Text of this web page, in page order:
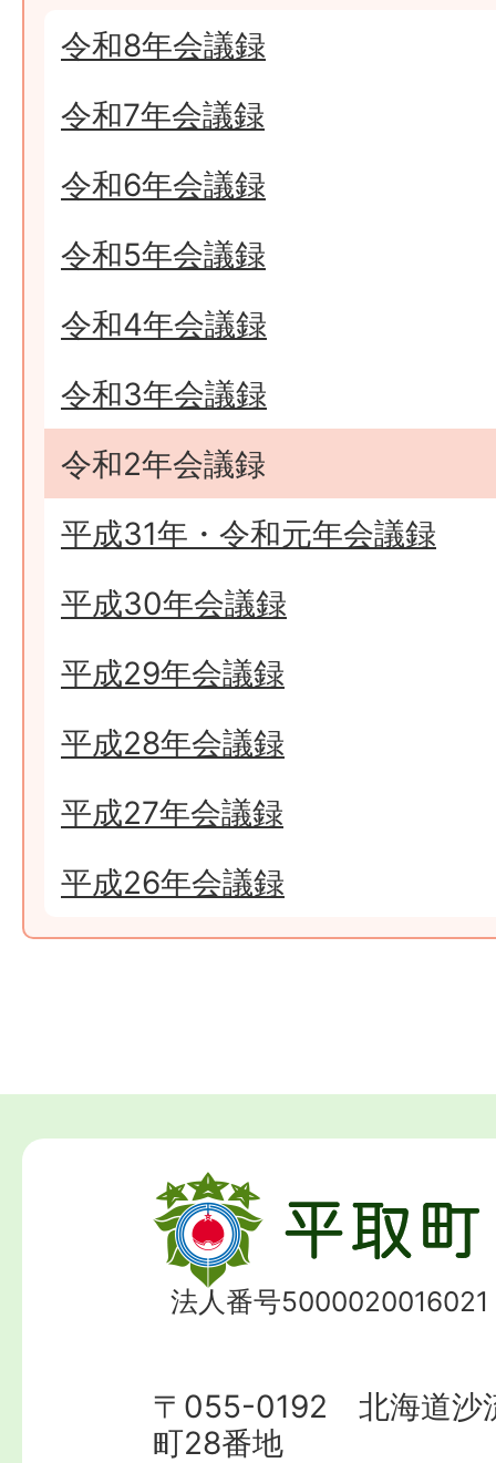
令和8年会議録
令和7年会議録
令和6年会議録
令和5年会議録
令和4年会議録
令和3年会議録
令和2年会議録
平成31年・令和元年会議録
平成30年会議録
平成29年会議録
平成28年会議録
平成27年会議録
平成26年会議録
法人番号5000020016021
〒055-0192 北海道沙
町28番地